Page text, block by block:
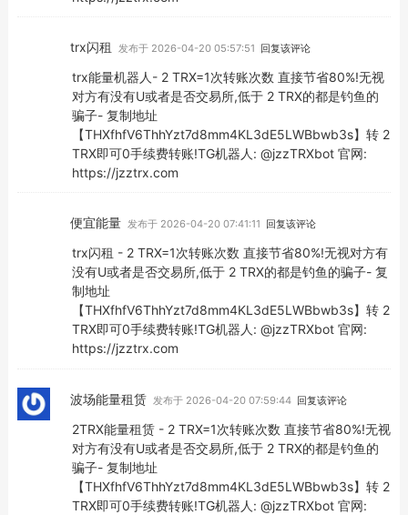
trx闪租 发布于 2026-04-20 05:57:51 回复该评论
trx能量机器人- 2 TRX=1次转账次数 直接节省80%!无视
对方有没有U或者是否交易所,低于 2 TRX的都是钓鱼的
骗子- 复制地址
【THXfhfV6ThhYzt7d8mm4KL3dE5LWBbwb3s】转 2
TRX即可0手续费转账!TG机器人: @jzzTRXbot 官网:
https://jzztrx.com
便宜能量 发布于 2026-04-20 07:41:11 回复该评论
trx闪租 - 2 TRX=1次转账次数 直接节省80%!无视对方有
没有U或者是否交易所,低于 2 TRX的都是钓鱼的骗子- 复
制地址
【THXfhfV6ThhYzt7d8mm4KL3dE5LWBbwb3s】转 2
TRX即可0手续费转账!TG机器人: @jzzTRXbot 官网:
https://jzztrx.com
波场能量租赁 发布于 2026-04-20 07:59:44 回复该评论
2TRX能量租赁 - 2 TRX=1次转账次数 直接节省80%!无视
对方有没有U或者是否交易所,低于 2 TRX的都是钓鱼的
骗子- 复制地址
【THXfhfV6ThhYzt7d8mm4KL3dE5LWBbwb3s】转 2
TRX即可0手续费转账!TG机器人: @jzzTRXbot 官网: